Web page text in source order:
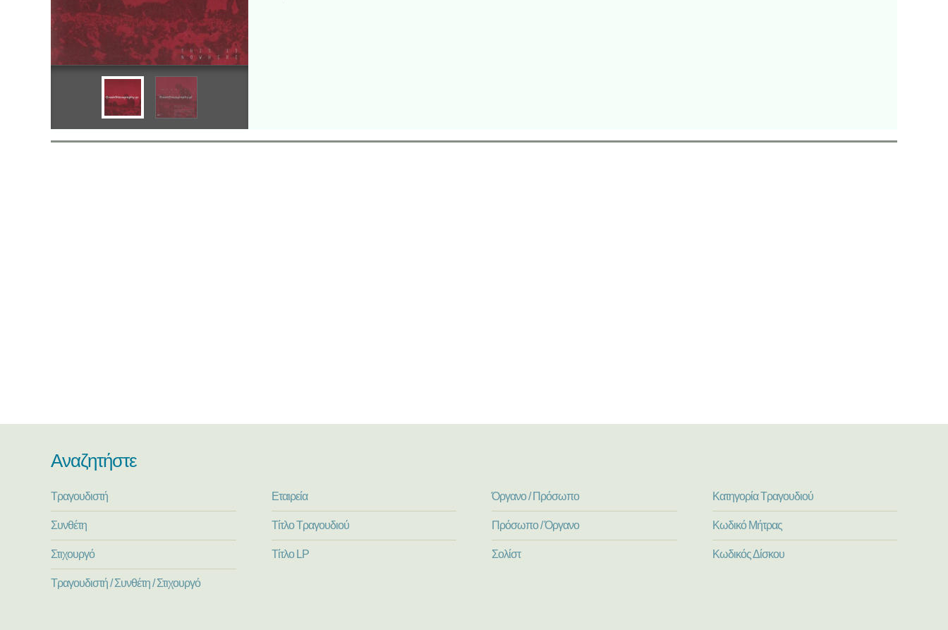
Αναζητήστε
Τραγουδιστή
Συνθέτη
Στιχουργό
Τραγουδιστή / Συνθέτη / Στιχουργό
Εταιρεία
Τίτλο Τραγουδιού
Τίτλο LP
Όργανο / Πρόσωπο
Πρόσωπο / Όργανο
Σολίστ
Κατηγορία Τραγουδιού
Κωδικό Μήτρας
Κωδικός Δίσκου